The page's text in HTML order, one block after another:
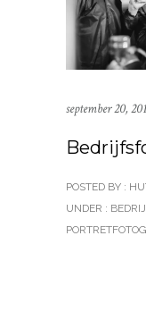
september 20,
POSTED BY :
UNDER :